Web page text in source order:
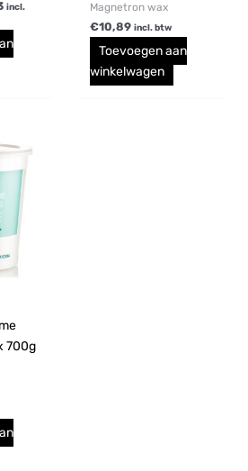
incl.
Magnetron wax
€10,89 incl. btw
Toevoegen aan
winkelwagen
700g